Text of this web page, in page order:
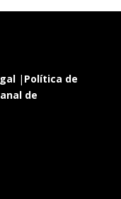
| Política de
de